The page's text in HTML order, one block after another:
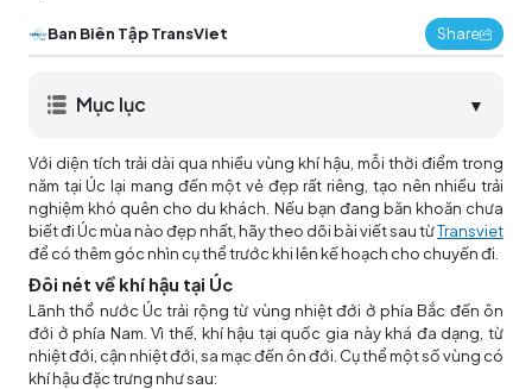
Ban Biên Tập TransViet Share
Mục lục ▼
Với diện tích trải dài qua nhiều vùng khí hậu, mỗi thời điểm trong
năm tại Úc lại mang đến một vẻ đẹp rất riêng, tạo nên nhiều trải
nghiệm khó quên cho du khách. Nếu bạn đang băn khoăn chưa
biết đi Úc mùa nào đẹp nhất, hãy theo dõi bài viết sau từTransviet
để có thêm góc nhìn cụ thể trước khi lên kế hoạch cho chuyến đi.
Đôi nét về khí hậu tại Úc
Lãnh thổ nước Úc trải rộng từ vùng nhiệt đới ở phía Bắc đến ôn
đới ở phía Nam. Vì thế, khí hậu tại quốc gia này khá đa dạng, từ
nhiệt đới, cận nhiệt đới, sa mạc đến ôn đới. Cụ thể một số vùng có
khí hậu đặc trưng như sau: